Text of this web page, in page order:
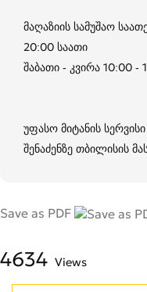
მაღაზიის სამუშაო
20:00 საათი
შაბათი - კვირა 10:00 -
უფასო მიტანის
შენაძენზე თბილისის
Save as PDF
4634 Views